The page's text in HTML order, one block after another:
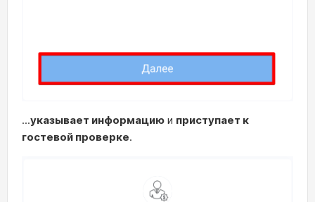
...указывает информацию и приступает к
гостевой проверке.